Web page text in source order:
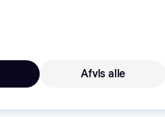
Fri fragt
Eller 185 kr./md.
Afvis alle